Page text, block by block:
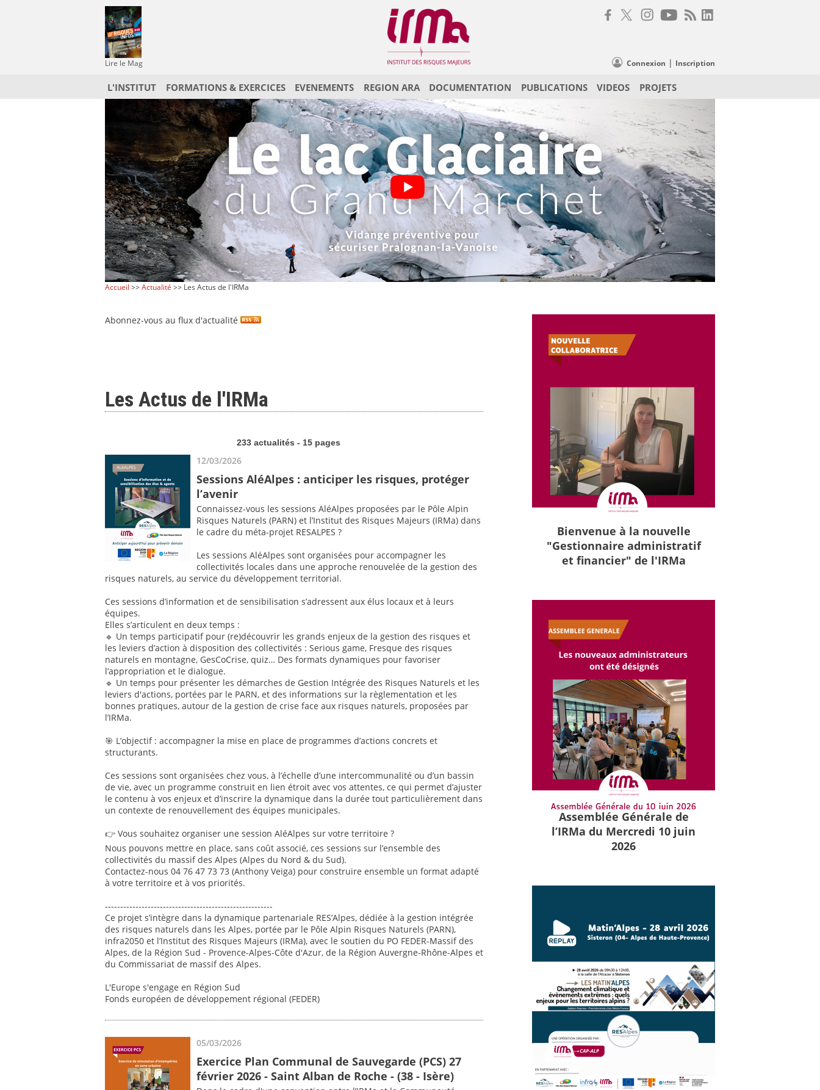
Lire le Mag Connexion | Inscription
L'INSTITUT FORMATIONS & EXERCICES EVENEMENTS REGION ARA DOCUMENTATION PUBLICATIONS VIDEOS PROJETS
Accueil >>Actualité >> Les Actus de l'IRMa
Abonnez-vous au flux d'actualité
Les Actus de l'IRMa
233 actualités - 15 pages
12/03/2026
Sessions AléAlpes : anticiper les risques, protéger
l’avenir
Connaissez-vous les sessions AléAlpes proposées par le Pôle Alpin
Risques Naturels (PARN) et l’Institut des Risques Majeurs (IRMa) dans
le cadre du méta-projet RESALPES ?
Les sessions AléAlpes sont organisées pour accompagner les
collectivités locales dans une approche renouvelée de la gestion des
risques naturels, au service du développement territorial.
Ces sessions d’information et de sensibilisation s’adressent aux élus locaux et à leurs
équipes.
Elles s’articulent en deux temps :
🔹 Un temps participatif pour (re)découvrir les grands enjeux de la gestion des risques et
les leviers d’action à disposition des collectivités : Serious game, Fresque des risques
naturels en montagne, GesCoCrise, quiz… Des formats dynamiques pour favoriser
l’appropriation et le dialogue.
🔹 Un temps pour présenter les démarches de Gestion Intégrée des Risques Naturels et les
leviers d'actions, portées par le PARN, et des informations sur la règlementation et les
bonnes pratiques, autour de la gestion de crise face aux risques naturels, proposées par
l’IRMa.
🎯 L’objectif : accompagner la mise en place de programmes d’actions concrets et
structurants.
Ces sessions sont organisées chez vous, à l’échelle d’une intercommunalité ou d’un bassin
de vie, avec un programme construit en lien étroit avec vos attentes, ce qui permet d’ajuster
le contenu à vos enjeux et d’inscrire la dynamique dans la durée tout particulièrement dans
un contexte de renouvellement des équipes municipales.
👉 Vous souhaitez organiser une session AléAlpes sur votre territoire ?
Nous pouvons mettre en place, sans coût associé, ces sessions sur l’ensemble des
collectivités du massif des Alpes (Alpes du Nord & du Sud).
Contactez-nous 04 76 47 73 73 (Anthony Veiga) pour construire ensemble un format adapté
à votre territoire et à vos priorités.
-------------------------------------------------------
Ce projet s’intègre dans la dynamique partenariale RES’Alpes, dédiée à la gestion intégrée
des risques naturels dans les Alpes, portée par le Pôle Alpin Risques Naturels (PARN),
infra2050 et l’Institut des Risques Majeurs (IRMa), avec le soutien du PO FEDER-Massif des
Alpes, de la Région Sud - Provence-Alpes-Côte d'Azur, de la Région Auvergne-Rhône-Alpes et
du Commissariat de massif des Alpes.
L'Europe s'engage en Région Sud
Fonds européen de développement régional (FEDER)
05/03/2026
Exercice Plan Communal de Sauvegarde (PCS) 27
février 2026 - Saint Alban de Roche - (38 - Isère)
Bienvenue à la nouvelle
"Gestionnaire administratif
et financier" de l'IRMa
Assemblée Générale de
l’IRMa du Mercredi 10 juin
2026